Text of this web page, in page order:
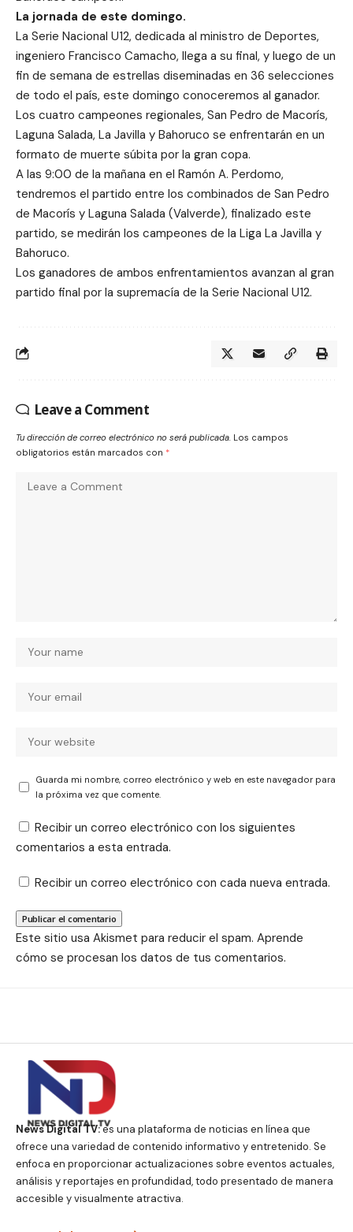
La jornada de este domingo.
La Serie Nacional U12, dedicada al ministro de Deportes,
ingeniero Francisco Camacho, llega a su final, y luego de un
fin de semana de estrellas diseminadas en 36 selecciones
de todo el país, este domingo conoceremos al ganador.
Los cuatro campeones regionales, San Pedro de Macorís,
Laguna Salada, La Javilla y Bahoruco se enfrentarán en un
formato de muerte súbita por la gran copa.
A las 9:00 de la mañana en el Ramón A. Perdomo,
tendremos el partido entre los combinados de San Pedro
de Macorís y Laguna Salada (Valverde), finalizado este
partido, se medirán los campeones de la Liga La Javilla y
Bahoruco.
Los ganadores de ambos enfrentamientos avanzan al gran
partido final por la supremacía de la Serie Nacional U12.
Leave a Comment
Tu dirección de correo electrónico no será publicada. Los campos
obligatorios están marcados con *
Guarda mi nombre, correo electrónico y web en este navegador para
la próxima vez que comente.
Recibir un correo electrónico con los siguientes
comentarios a esta entrada.
Recibir un correo electrónico con cada nueva entrada.
Este sitio usa Akismet para reducir el spam. Aprende
cómo se procesan los datos de tus comentarios.
News Digital TV:es una plataforma de noticias en línea que
ofrece una variedad de contenido informativo y entretenido. Se
enfoca en proporcionar actualizaciones sobre eventos actuales,
análisis y reportajes en profundidad, todo presentado de manera
accesible y visualmente atractiva.